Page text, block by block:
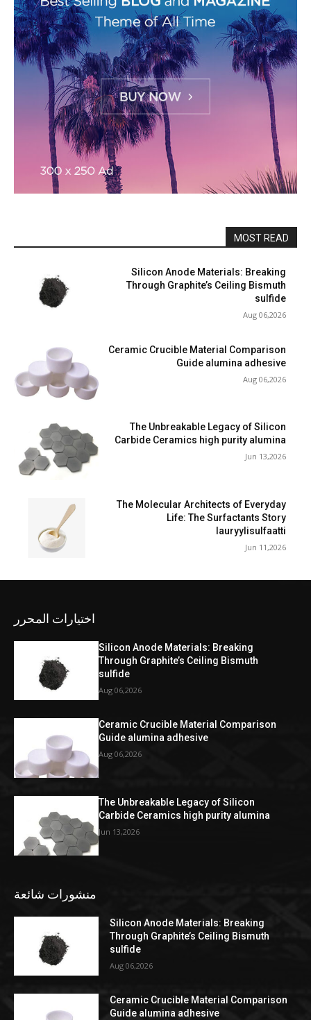
MOST READ
Silicon Anode Materials: Breaking
Through Graphite’s Ceiling Bismuth
sulfide
Aug 06,2026
Ceramic Crucible Material Comparison
Guide alumina adhesive
Aug 06,2026
The Unbreakable Legacy of Silicon
Carbide Ceramics high purity alumina
Jun 13,2026
The Molecular Architects of Everyday
Life: The Surfactants Story
lauryylisulfaatti
Jun 11,2026
اختيارات المحرر
Silicon Anode Materials: Breaking
Through Graphite’s Ceiling Bismuth
sulfide
Aug 06,2026
Ceramic Crucible Material Comparison
Guide alumina adhesive
Aug 06,2026
The Unbreakable Legacy of Silicon
Carbide Ceramics high purity alumina
Jun 13,2026
منشورات شائعة
Silicon Anode Materials: Breaking
Through Graphite’s Ceiling Bismuth
sulfide
Aug 06,2026
Ceramic Crucible Material Comparison
Guide alumina adhesive